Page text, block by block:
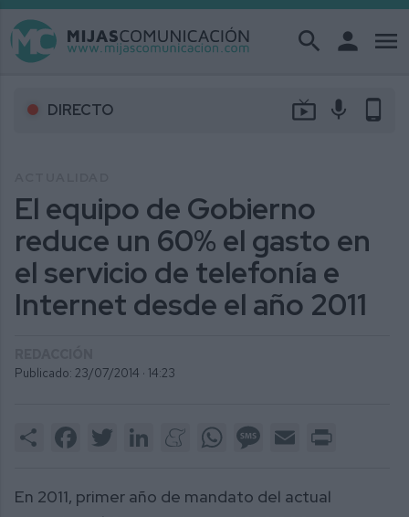
search person menu
DIRECTO live_tv mic phone_android
El equipo de Gobierno
reduce un 60% el gasto en
el servicio de telefonía e
Internet desde el año 2011
Publicado: 23/07/2014 · 14:23
Share FacebookTwitter LinkedInMeneameWhatsAppMessage
Email
En 2011, primer año de mandato del actual